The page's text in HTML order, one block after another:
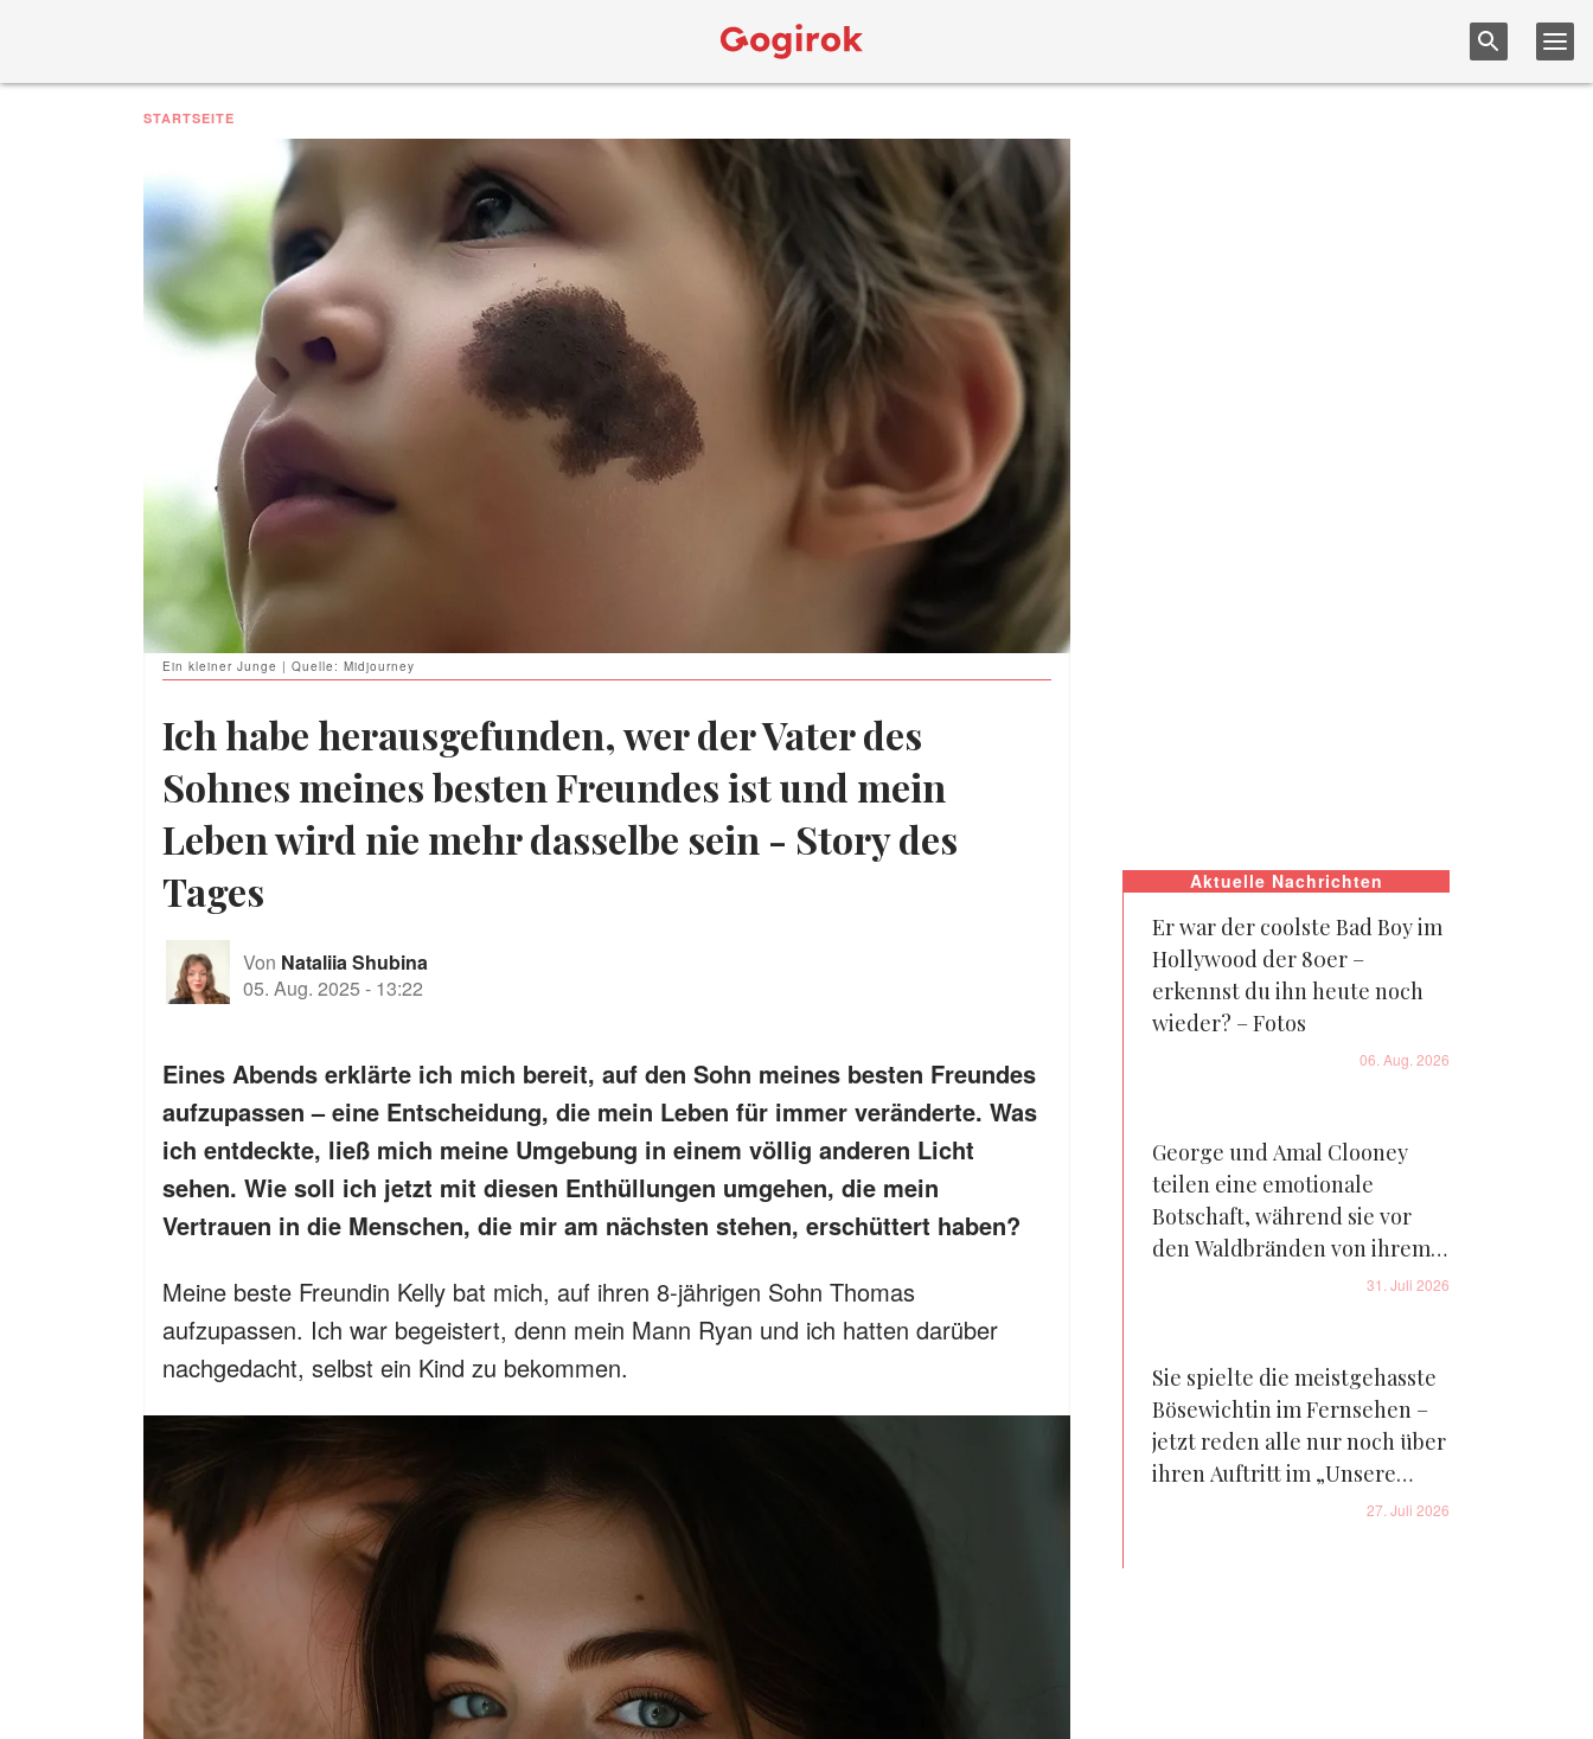
STARTSEITE
Ein kleiner Junge | Quelle: Midjourney
Ich habe herausgefunden, wer der Vater des
Sohnes meines besten Freundes ist und mein
Leben wird nie mehr dasselbe sein - Story des
Tages
Von Nataliia Shubina
05. Aug. 2025 - 13:22
Eines Abends erklärte ich mich bereit, auf den Sohn meines besten Freundes
aufzupassen – eine Entscheidung, die mein Leben für immer veränderte. Was
ich entdeckte, ließ mich meine Umgebung in einem völlig anderen Licht
sehen. Wie soll ich jetzt mit diesen Enthüllungen umgehen, die mein
Vertrauen in die Menschen, die mir am nächsten stehen, erschüttert haben?
Meine beste Freundin Kelly bat mich, auf ihren 8-jährigen Sohn Thomas
aufzupassen. Ich war begeistert, denn mein Mann Ryan und ich hatten darüber
nachgedacht, selbst ein Kind zu bekommen.
Aktuelle Nachrichten
Er war der coolste Bad Boy im
Hollywood der 80er –
erkennst du ihn heute noch
wieder? – Fotos
06. Aug. 2026
George und Amal Clooney
teilen eine emotionale
Botschaft, während sie vor
den Waldbränden von ihrem
Bauernhof in Frankreich31. Juli 2026
Sie spielte die meistgehasste
Bösewichtin im Fernsehen –
jetzt reden alle nur noch über
ihren Auftritt im „Unsere
kleine Farm“-Reboot – Fotos
27. Juli 2026